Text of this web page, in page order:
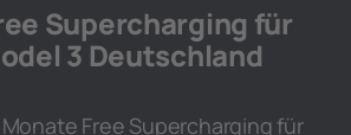
Supercharging für
3 Deutschland
Free Supercharging für